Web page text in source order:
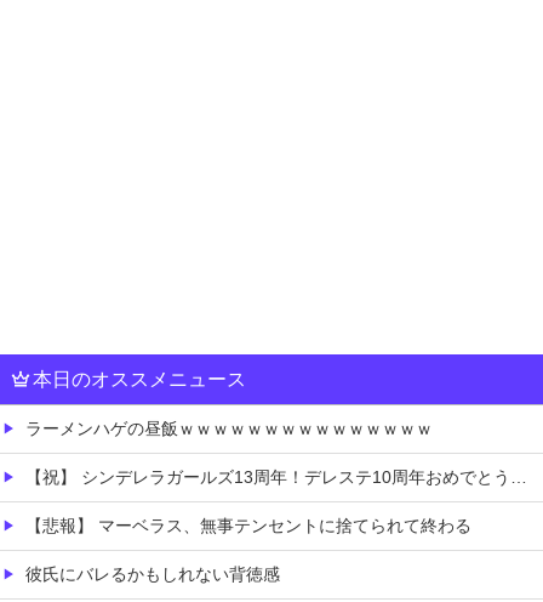
本日のオススメニュース
ラーメンハゲの昼飯ｗｗｗｗｗｗｗｗｗｗｗｗｗｗｗ
【祝】 シンデレラガールズ13周年！デレステ10周年おめでとう！ガチャ更新SSR八神マキノ・イベントSRイヴ、SR望月聖！
【悲報】 マーベラス、無事テンセントに捨てられて終わる
彼氏にバレるかもしれない背徳感